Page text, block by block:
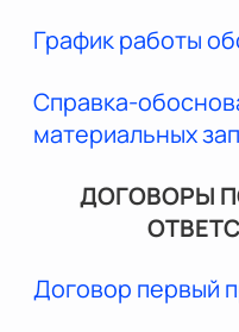
График работы
Справка-
материальных
ДОГОВОРЫ
Договор первый